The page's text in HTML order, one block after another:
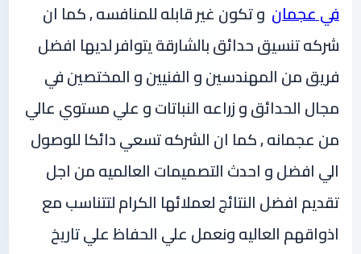
في عجمان و تكون غير قابله للمنافسه , كما ان
شركه تنسيق حدائق بالشارقة يتوافر لديها افضل
فريق من المهندسين و الفنيين و المختصين في
مجال الحدائق و زراعه النباتات و علي مستوي عالي
من عجمانه , كما ان الشركه تسعي دائكا للوصول
الي افضل و احدث التصميمات العالميه من اجل
تقديم افضل النتائج لعملائها الكرام لتتناسب مع
اذواقهم العاليه ونعمل علي الحفاظ علي تاريخ